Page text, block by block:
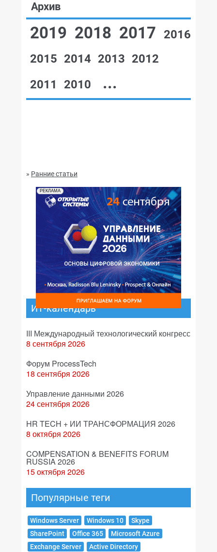
Архив
2019 2018 2017
2016
2015 2014 2013 2012
2011
2010 ...
» Ранние статьи
РЕКЛАМА
ИТ-календарь
III Международный технологический конгресс
8 сентября 2026
Форум ProcessTech
18 сентября 2026
Управление данными 2026
24 сентября 2026
HR TECH + ИИ ТРАНСФОРМАЦИЯ 2026
8 октября 2026
COMPENSATION & BENEFITS FORUM
RUSSIA 2026
15 октября 2026
Популярные теги
Windows Server Windows 10
Skype
SharePoint
Office 365
Microsoft Azure
Exchange Server
Active Directory